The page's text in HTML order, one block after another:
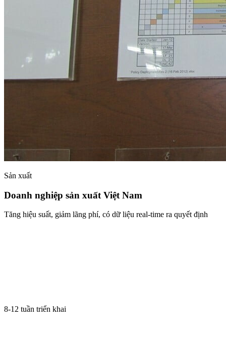
Sản xuất
Doanh nghiệp sản xuất Việt Nam
Tăng hiệu suất, giảm lãng phí, có dữ liệu real-time ra quyết định
8-12 tuần triển khai